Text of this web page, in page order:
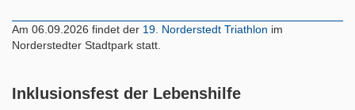
Am 06.09.2026 findet der 19. Norderstedt Triathlon im
Norderstedter Stadtpark statt.
Inklusionsfest der Lebenshilfe